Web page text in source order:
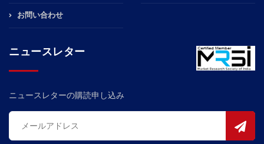
お問い合わせ
ニュースレター
ニュースレターの購読申し込み